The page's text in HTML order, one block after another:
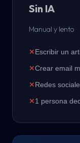
Sin IA
Manual y lento
✕Escribir un
✕Crear email
✕Redes
✕1 persona